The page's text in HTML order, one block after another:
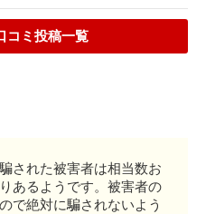
コミ投稿一覧
された被害者は相当数お
あるようです。被害者の
で絶対に騙されないよう